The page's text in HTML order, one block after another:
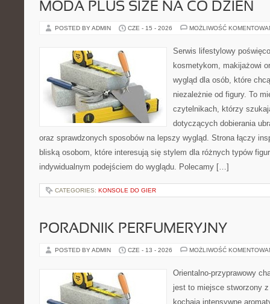
MODA PLUS SIZE NA CO DZIEŃ
POSTED BY ADMIN CZE - 15 - 2026 MOŻLIWOŚĆ
Serwis lifestylowy
kosmetykom, makijażowi
wygląd dla osób, które
niezależnie od figury. To
czytelnikach, którzy
dotyczących dobierania
oraz sprawdzonych sposobów na lepszy wygląd. Strona łączy
bliską osobom, które interesują się stylem dla różnych typów
indywidualnym podejściem do wyglądu. Polecamy […]
CATEGORIES: KONSOLE DO GIER
PORADNIK PERFUMERYJNY
POSTED BY ADMIN CZE - 13 - 2026 MOŻLIWOŚĆ
Orientalno-przyprawowy
jest to miejsce stworzony
kochają intensywne